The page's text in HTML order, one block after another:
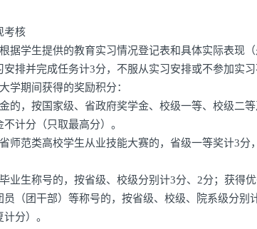
考核
据学生提供的教育实习情况登记表和具体实际表现
排并完成任务计3分，不服从实习安排或不参加实习
学期间获得的奖励积分：
金的，按国家级、省政府奖学金、校级一等、校级二
计分（只取最高分）。
省师范类高校学生从业技能大赛的，省级一等奖计3
毕业生称号的，按省级、校级分别计3分、2分；获得
员（团干部）等称号的，按省级、校级、院系级分
分）。